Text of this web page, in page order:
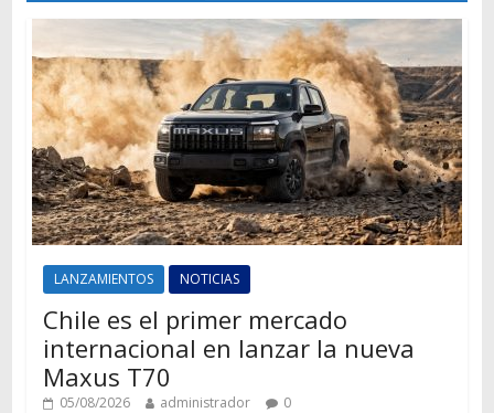
LANZAMIENTOS NOTICIAS
Chile es el primer mercado
internacional en lanzar la nueva
Maxus T70
05/08/2026 administrador 0